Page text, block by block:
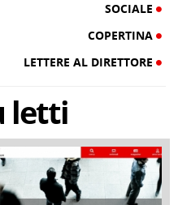
SOCIALE
COPERTINA
LETTERE AL DIRETTORE
letti